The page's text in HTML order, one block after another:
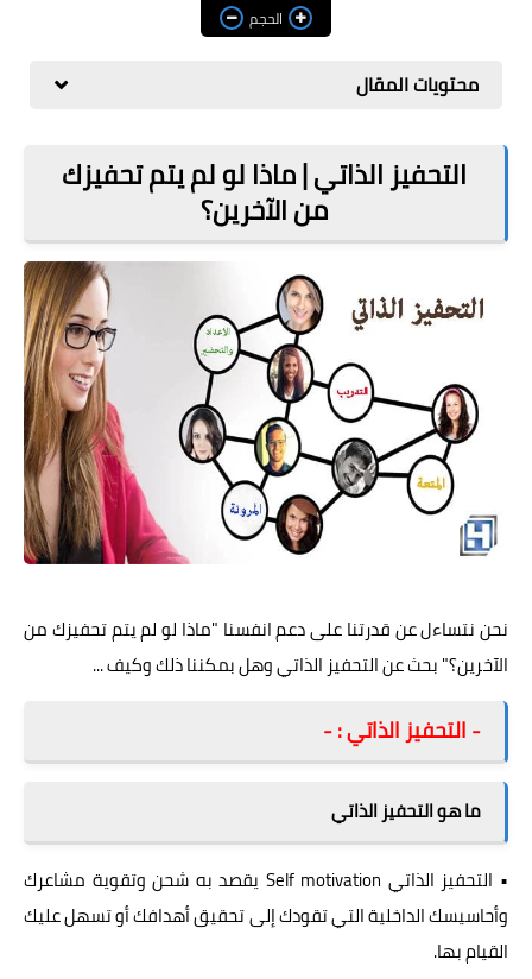
الربح من الانترنت
ذكاء اصطناعي
الحجم
محتويات المقال
التحفيز الذاتي | ماذا لو لم يتم تحفيزك
من الآخرين؟
نحن نتساءل عن قدرتنا على دعم انفسنا "ماذا لو لم يتم تحفيزك من
الآخرين؟" بحث عن التحفيز الذاتي وهل بمكننا ذلك وكيف ...
- التحفيز الذاتي : -
ما هو التحفيز الذاتي
• التحفيز الذاتي Self motivation يقصد به شحن وتقوية مشاعرك
وأحاسيسك الداخلية التي تقودك إلى تحقيق أهدافك أو تسهل عليك
القيام بها.